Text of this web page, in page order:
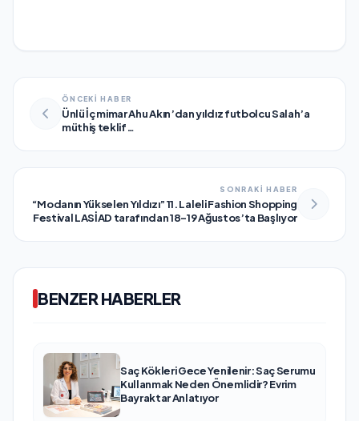
ÖNCEKİ HABER
Ünlü İç mimar Ahu Akın’dan yıldız futbolcu Salah’a
müthiş teklif…
SONRAKİ HABER
“Modanın Yükselen Yıldızı” 11. Laleli Fashion Shopping
Festival LASİAD tarafından 18-19 Ağustos’ta Başlıyor
BENZER HABERLER
Saç Kökleri Gece Yenilenir: Saç Serumu
Kullanmak Neden Önemlidir? Evrim
Bayraktar Anlatıyor